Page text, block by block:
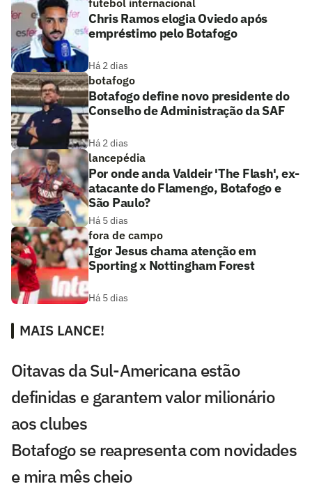
futebol internacional
Chris Ramos elogia Oviedo após
empréstimo pelo Botafogo
Há 2 dias
botafogo
Botafogo define novo presidente do
Conselho de Administração da SAF
Há 2 dias
lancepédia
Por onde anda Valdeir 'The Flash', ex-
atacante do Flamengo, Botafogo e
São Paulo?
Há 5 dias
fora de campo
Igor Jesus chama atenção em
Sporting x Nottingham Forest
Há 5 dias
MAIS LANCE!
Oitavas da Sul-Americana estão
definidas e garantem valor milionário
aos clubes
Botafogo se reapresenta com novidades
e mira mês cheio